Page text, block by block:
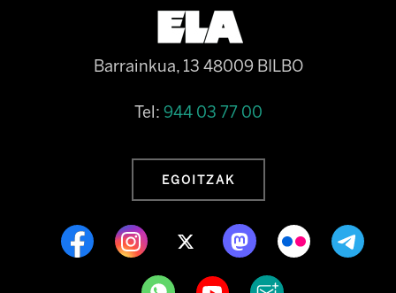
Barrainkua, 13 48009 BILBO
Tel: 944 03 77 00
EGOITZAK